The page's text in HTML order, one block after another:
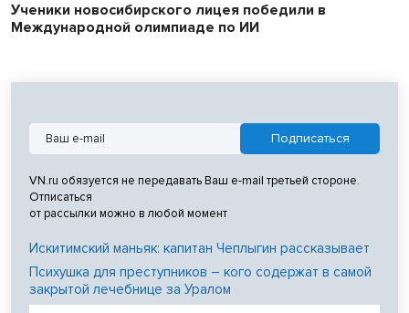
Ученики новосибирского лицея победили в
Международной олимпиаде по ИИ
VN.ru обязуется не передавать Ваш e-mail третьей стороне.
Отписаться
от рассылки можно в любой момент
Искитимский маньяк: капитан Чеплыгин рассказывает
Психушка для преступников – кого содержат в самой
закрытой лечебнице за Уралом